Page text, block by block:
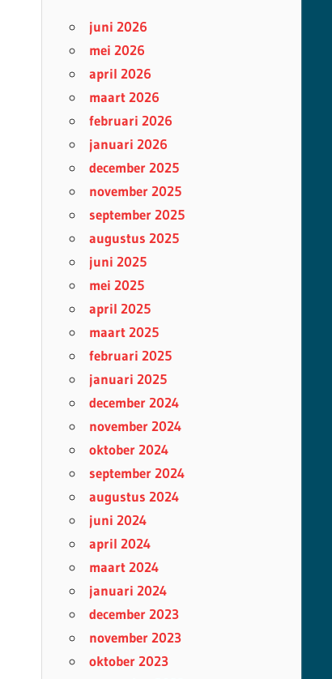
juni 2026
mei 2026
april 2026
maart 2026
februari 2026
januari 2026
december 2025
november 2025
september 2025
augustus 2025
juni 2025
mei 2025
april 2025
maart 2025
februari 2025
januari 2025
december 2024
november 2024
oktober 2024
september 2024
augustus 2024
juni 2024
april 2024
maart 2024
januari 2024
december 2023
november 2023
oktober 2023